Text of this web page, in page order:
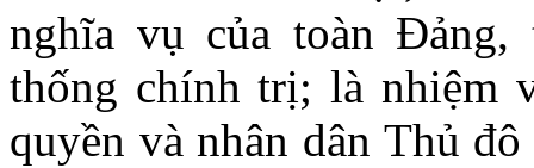
nghĩa vụ của toàn Đảng,
thống chính trị; là nhiệm
quyền và nhân dân Thủ